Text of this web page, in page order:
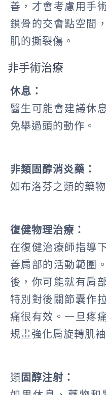
善，才會考慮用手
鎖骨的交會點空間
肌的撕裂傷。
非手術治療
休息：
醫生可能會建議休
免舉過頭的動作。
非類固醇消炎藥：
如布洛芬之類的藥
復健物理治療：
在復健治療師指導
善肩部的活動範圍
後，你可能就有肩
特別對後關節囊作
痛很有效。一旦疼
規畫強化肩旋轉肌
類 固醇注射：